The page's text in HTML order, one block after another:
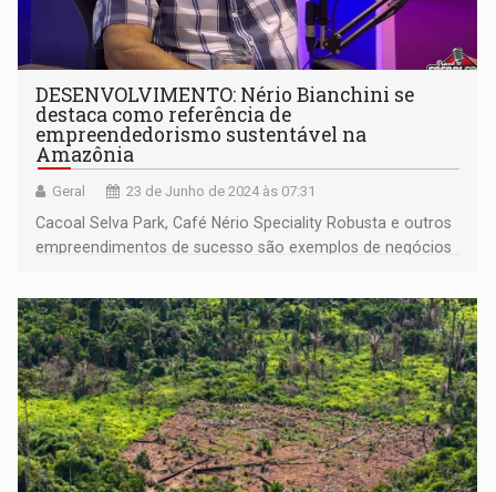
DESENVOLVIMENTO: Nério Bianchini se
destaca como referência de
empreendedorismo sustentável na
Amazônia
Geral 23 de Junho de 2024 às 07:31
Cacoal Selva Park, Café Nério Speciality Robusta e outros
empreendimentos de sucesso são exemplos de negócios